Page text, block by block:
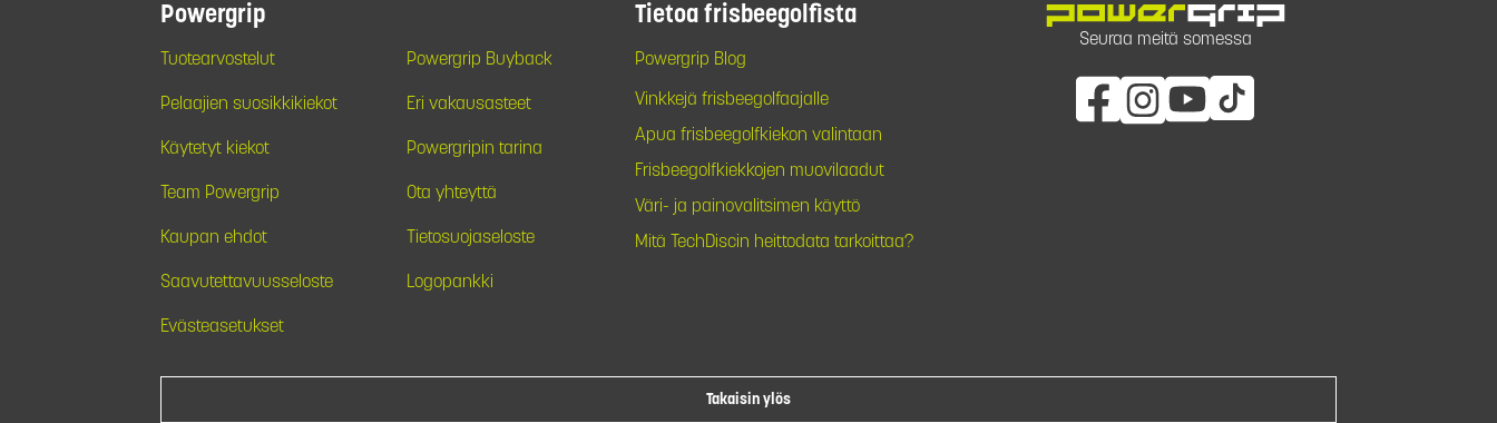
Powergrip
Tuotearvostelut Powergrip Buyback
Pelaajien suosikkikiekot Eri vakausasteet
Käytetyt kiekot Powergripin tarina
Team Powergrip Ota yhteyttä
Kaupan ehdot Tietosuojaseloste
Saavutettavuusseloste Logopankki
Evästeasetukset
Tietoa frisbeegolfista
Powergrip Blog
Vinkkejä frisbeegolfaajalle
Apua frisbeegolfkiekon valintaan
Frisbeegolfkiekkojen muovilaadut
Väri- ja painovalitsimen käyttö
Mitä TechDiscin heittodata tarkoittaa?
Seuraa meitä somessa
Takaisin ylös